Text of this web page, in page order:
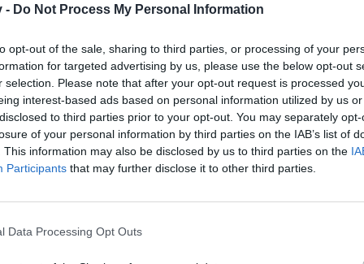
- Do Not Process My Personal Information
opt-out of the sale, sharing to third parties, or processing of your
for targeted advertising by us, please use the below opt-out
selection. Please note that after your opt-out request is processed
interest-based ads based on personal information utilized by us
to third parties prior to your opt-out. You may separately
of your personal information by third parties on the IAB’s list of
This information may also be disclosed by us to third parties on the
Participants that may further disclose it to other third parties.
Data Processing Opt Outs
joining discussions or starting your own threads or
for one. We look forward to your next visit! CLICK HERE
rozwijamy i platforma Steam będzie kolejnym miejscem, na
je i pragniemy Wam przekazać garść informacji na temat
dla którego DSO będzie dodane na platformę Steam jest
na temat gry. Otrzymaliśmy od Was wiele wspaniałych opinii, ale